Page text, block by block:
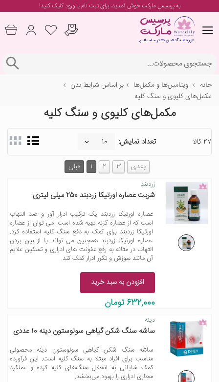
به پرسیس مارکت خوش آمدید، برایثبت نام یا ورودکلیک کنید!
خانه ویتامین‌ها و مکمل‌ها
بر اساس شرایط بدن
مکمل‌های کلیوی و سنگ کلیه
مکمل‌های کلیوی و سنگ کلیه
27 کالا تعداد نمایش:
قبلی 1 2 3 بعدی
زردبند
شربت عصاره اورتیکا زردبند 250 میلی لیتری
عصاره اورتیکا زردبند یک ترکیب ادرار آور و ضد التهاب
است که از عصاره گزنه تهیه شده است. می توان از عصاره
اورتیکا زردبند برای کمک به دفع سنگ کلیه استفاده کرد.
عصاره اورتیکا زردبند همچنین می تواند با از بین بردن
التهاب در مثانه به رفع عفونت های ادراری و تسکین علایم
آن مانند سوزش و تکرر ادرار کمک کند.
افزودن به سبد خرید
632,000 تومان
دینه
ساشه سنگ شکن گیاهی سولوستون دینه 10 عددی
ساشه سنگ شکن گیاهی سولوستون دینه محصولی
مناسب برای افراد مبتلا به سنگ کلیه است. این فرآورده
کمک شایانی به انحلال سنگ‌های کلیه کرده و عملکرد
مجاری ادراری را بهبود می‌بخشد.